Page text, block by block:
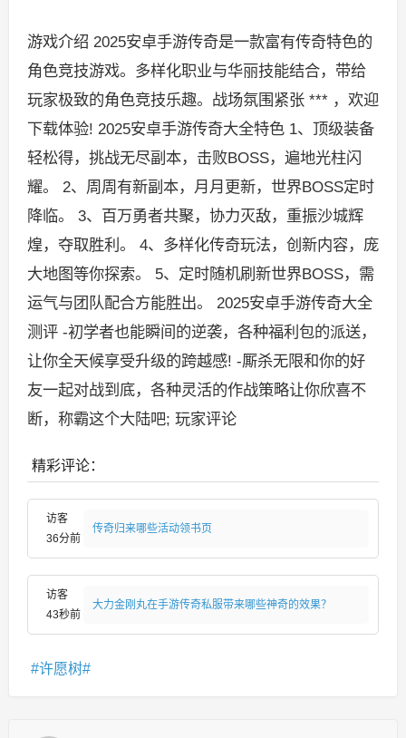
游戏介绍 2025安卓手游传奇是一款富有传奇特色的
角色竞技游戏。多样化职业与华丽技能结合，带给
玩家极致的角色竞技乐趣。战场氛围紧张 *** ，欢迎
下载体验! 2025安卓手游传奇大全特色 1、顶级装备
轻松得，挑战无尽副本，击败BOSS，遍地光柱闪
耀。 2、周周有新副本，月月更新，世界BOSS定时
降临。 3、百万勇者共聚，协力灭敌，重振沙城辉
煌，夺取胜利。 4、多样化传奇玩法，创新内容，庞
大地图等你探索。 5、定时随机刷新世界BOSS，需
运气与团队配合方能胜出。 2025安卓手游传奇大全
测评 -初学者也能瞬间的逆袭，各种福利包的派送，
让你全天候享受升级的跨越感! -厮杀无限和你的好
友一起对战到底，各种灵活的作战策略让你欣喜不
断，称霸这个大陆吧; 玩家评论
精彩评论：
访客
36分前
传奇归来哪些活动领书页
访客
43秒前
大力金刚丸在手游传奇私服带来哪些神奇的效果？
许愿树